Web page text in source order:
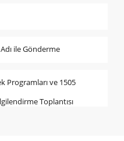
ile Gönderme
Programları ve 1505
Toplantısı